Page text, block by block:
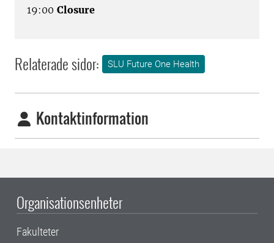
19:00 Closure
Relaterade sidor: SLU Future One Health
Kontaktinformation
Organisationsenheter
Fakulteter